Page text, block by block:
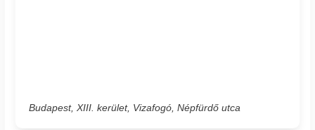
Budapest, XIII. kerület, Vizafogó, Népfürdő utca